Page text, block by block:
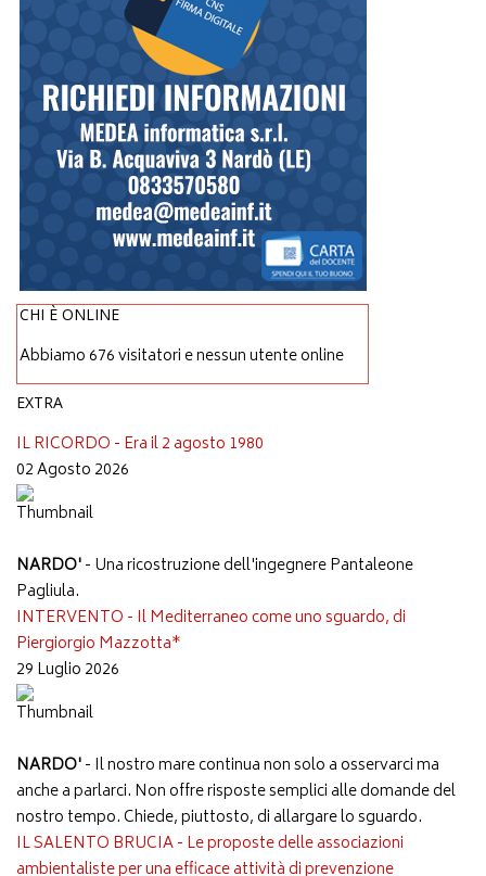
CHI È ONLINE
Abbiamo 676 visitatori e nessun utente online
EXTRA
IL RICORDO - Era il 2 agosto 1980
02 Agosto 2026
NARDO'- Una ricostruzione dell'ingegnere Pantaleone
Pagliula.
INTERVENTO - Il Mediterraneo come uno sguardo, di
Piergiorgio Mazzotta*
29 Luglio 2026
NARDO'- Il nostro mare continua non solo a osservarci ma
anche a parlarci. Non offre risposte semplici alle domande del
nostro tempo. Chiede, piuttosto, di allargare lo sguardo.
IL SALENTO BRUCIA - Le proposte delle associazioni
ambientaliste per una efficace attività di prevenzione